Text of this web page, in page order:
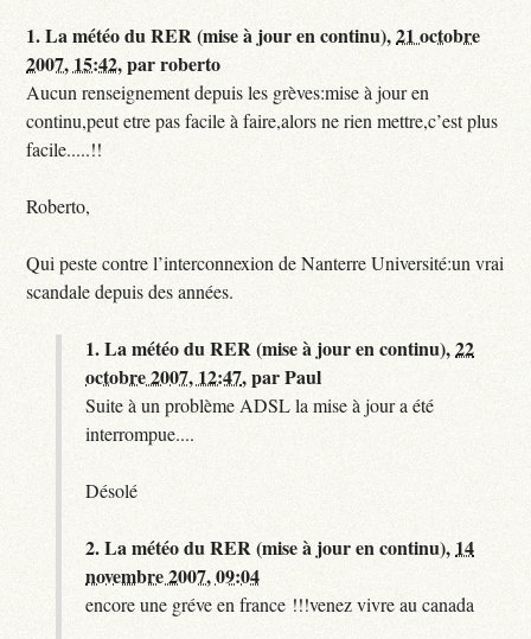
1.La météo du RER (mise à jour en continu),21 octobre
2007, 15:42,parroberto
Aucun renseignement depuis les grèves:mise à jour en
continu,peut etre pas facile à faire,alors ne rien mettre,c’est plus
facile.....!!
Roberto,
Qui peste contre l’interconnexion de Nanterre Université:un vrai
scandale depuis des années.
1.La météo du RER (mise à jour en continu),22
octobre 2007, 12:47,parPaul
Suite à un problème ADSL la mise à jour a été
interrompue....
Désolé
2.La météo du RER (mise à jour en continu), 14
novembre 2007, 09:04
encore une gréve en france !!!venez vivre au canada